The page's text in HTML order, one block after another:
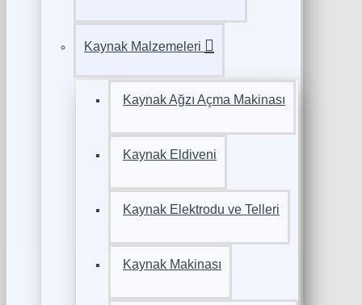
Kaynak Malzemeleri
Kaynak Ağzı Açma Makinası
Kaynak Eldiveni
Kaynak Elektrodu ve Telleri
Kaynak Makinası